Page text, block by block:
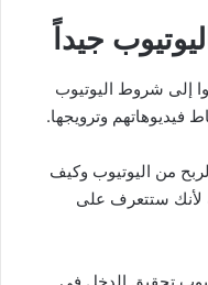
إلى شروط اليوتيوب
فيديوهاتهم وترويجها.
من اليوتيوب وكيف
لأنك ستتعرف على